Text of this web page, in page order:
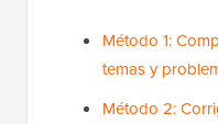
Método 1:
temas y
Método 2: